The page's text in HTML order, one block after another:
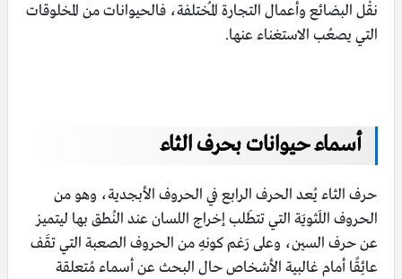
نقْل البضائع وأعمال التجارة المُختلفة، فالحيوانات من المخلوقات
التي يصعُب الاستغناء عنها.
أسماء حيوانات بحرف الثاء
حرف الثاء يُعد الحرف الرابع في الحروف الأبجدية، وهو من
الحروف اللَثويَة التي تتطَلب إخراج اللسان عند النُطق بها ليتميز
عن حرف السين، وعلى رَغم كونهِ من الحروف الصعبة التي تقَف
عائِقًا أمام غالبية الأشخاص حال البحث عن أسماء مُتعلقة